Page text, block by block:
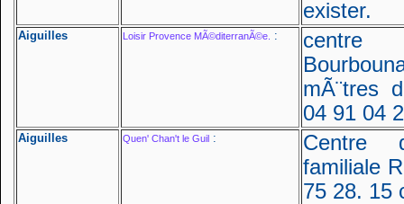
exister.
Aiguilles Loisir Provence MÃ©diterranÃ©e. :
centre
mÃ¨tres
04 91 04
Aiguilles Quen' Chan't le Guil :
Centre
familiale
75 28. 15